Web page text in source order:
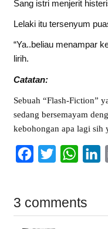
Sang istri menjerit
Lelaki itu tersenyum
“Ya..beliau menampar
lirih.
Catatan:
Sebuah “Flash-Fiction”
sedang bersemayam
kebohongan apa lagi sih
e
t
W
t
3 comments